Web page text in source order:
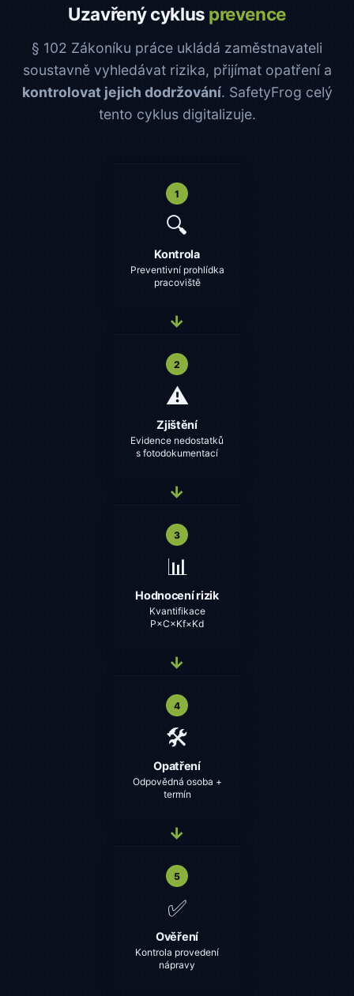
Uzavřený cyklus prevence
§ 102 Zákoníku práce ukládá zaměstnavateli
soustavně vyhledávat rizika, přijímat opatření a
kontrolovat jejich dodržování. SafetyFrog celý
tento cyklus digitalizuje.
1
🔍
Kontrola
Preventivní prohlídka
pracoviště
→
2
⚠️
Zjištění
Evidence nedostatků
s fotodokumentací
→
3
📊
Hodnocení rizik
Kvantifikace
P×C×Kf×Kd
→
4
🛠️
Opatření
Odpovědná osoba +
termín
→
5
✅
Ověření
Kontrola provedení
nápravy